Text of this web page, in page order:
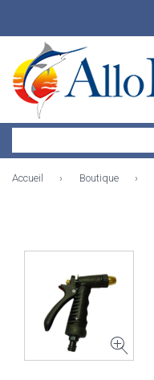
Accueil › Boutique ›